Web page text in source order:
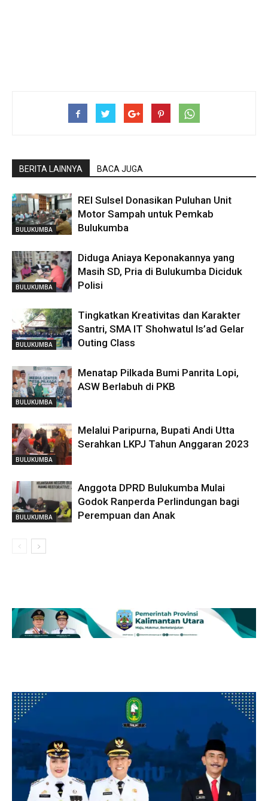
BERITA LAINNYA BACA JUGA
BULUKUMBA
REI Sulsel Donasikan Puluhan Unit
Motor Sampah untuk Pemkab
Bulukumba
BULUKUMBA
Diduga Aniaya Keponakannya yang
Masih SD, Pria di Bulukumba Diciduk
Polisi
BULUKUMBA
Tingkatkan Kreativitas dan Karakter
Santri, SMA IT Shohwatul Is’ad Gelar
Outing Class
BULUKUMBA
Menatap Pilkada Bumi Panrita Lopi,
ASW Berlabuh di PKB
BULUKUMBA
Melalui Paripurna, Bupati Andi Utta
Serahkan LKPJ Tahun Anggaran 2023
BULUKUMBA
Anggota DPRD Bulukumba Mulai
Godok Ranperda Perlindungan bagi
Perempuan dan Anak